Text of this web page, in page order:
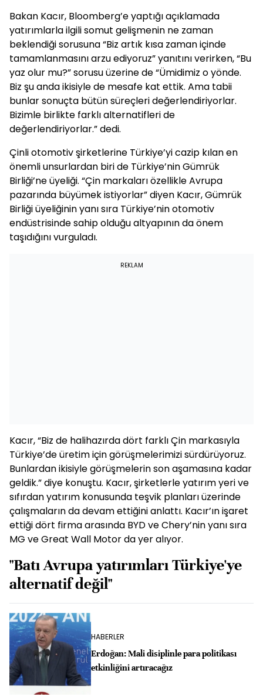
Bakan Kacır, Bloomberg’e yaptığı açıklamada
yatırımlarla ilgili somut gelişmenin ne zaman
beklendiği sorusuna “Biz artık kısa zaman içinde
tamamlanmasını arzu ediyoruz” yanıtını verirken, “Bu
yaz olur mu?” sorusu üzerine de “Ümidimiz o yönde.
Biz şu anda ikisiyle de mesafe kat ettik. Ama tabii
bunlar sonuçta bütün süreçleri değerlendiriyorlar.
Bizimle birlikte farklı alternatifleri de
değerlendiriyorlar.” dedi.
Çinli otomotiv şirketlerine Türkiye’yi cazip kılan en
önemli unsurlardan biri de Türkiye’nin Gümrük
Birliği’ne üyeliği. “Çin markaları özellikle Avrupa
pazarında büyümek istiyorlar” diyen Kacır, Gümrük
Birliği üyeliğinin yanı sıra Türkiye’nin otomotiv
endüstrisinde sahip olduğu altyapının da önem
taşıdığını vurguladı.
REKLAM
Kacır, “Biz de halihazırda dört farklı Çin markasıyla
Türkiye’de üretim için görüşmelerimizi sürdürüyoruz.
Bunlardan ikisiyle görüşmelerin son aşamasına kadar
geldik.” diye konuştu. Kacır, şirketlerle yatırım yeri ve
sıfırdan yatırım konusunda teşvik planları üzerinde
çalışmaların da devam ettiğini anlattı. Kacır’ın işaret
ettiği dört firma arasında BYD ve Chery’nin yanı sıra
MG ve Great Wall Motor da yer alıyor.
"Batı Avrupa yatırımları Türkiye'ye
alternatif değil"
HABERLER
Erdoğan: Mali disiplinle para politikası
etkinliğini artıracağız